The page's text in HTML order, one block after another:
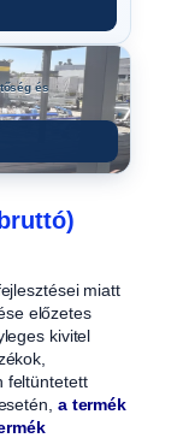
és
miatt
előzetes
kivitel
feltüntetett
a termék